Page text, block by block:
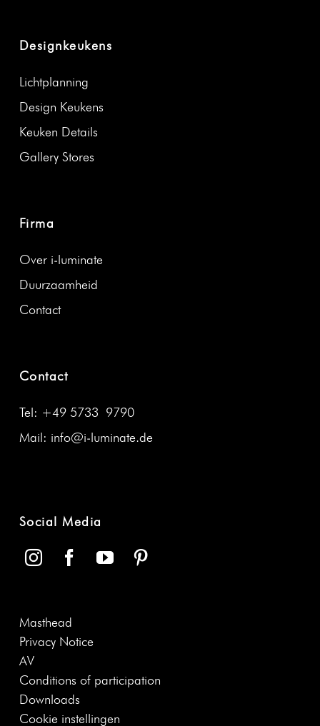
Designkeukens
Licht­plan­ning
Design Keukens
Keuken Details
Gallery Stores
Firma
Over i‑luminate
Duurza­amheid
Con­tact
Contact
Tel: +49 5733 9790
Mail: info@i‑luminate.de
Social Media
Mast­head
Pri­va­cy Notice
AV
Con­di­tions of participation
Down­loads
Cook­ie instellingen